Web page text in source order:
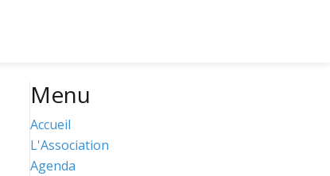
Menu
Accueil
L'Association
Agenda